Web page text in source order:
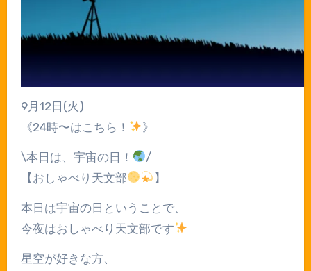
9月12日(火)
《24時〜はこちら！
》
\本日は、宇宙の日！
/
【おしゃべり天文部
】
本日は宇宙の日ということで、
今夜はおしゃべり天文部です
星空が好きな方、